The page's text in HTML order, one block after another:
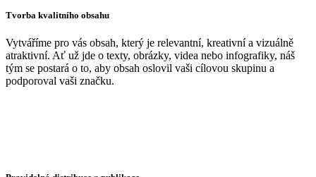
Tvorba kvalitního obsahu
Vytváříme pro vás obsah, který je relevantní, kreativní a vizuálně
atraktivní. Ať už jde o texty, obrázky, videa nebo infografiky, náš
tým se postará o to, aby obsah oslovil vaši cílovou skupinu a
podporoval vaši značku.